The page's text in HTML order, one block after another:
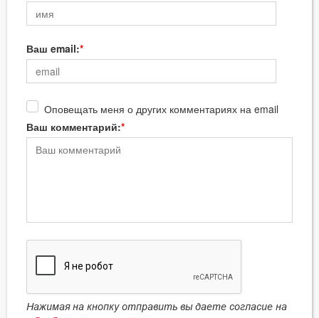
Ваш email:
Оповещать меня о других комментариях на email
Ваш комментарий:
Нажимая на кнопку отправить вы даете согласие на